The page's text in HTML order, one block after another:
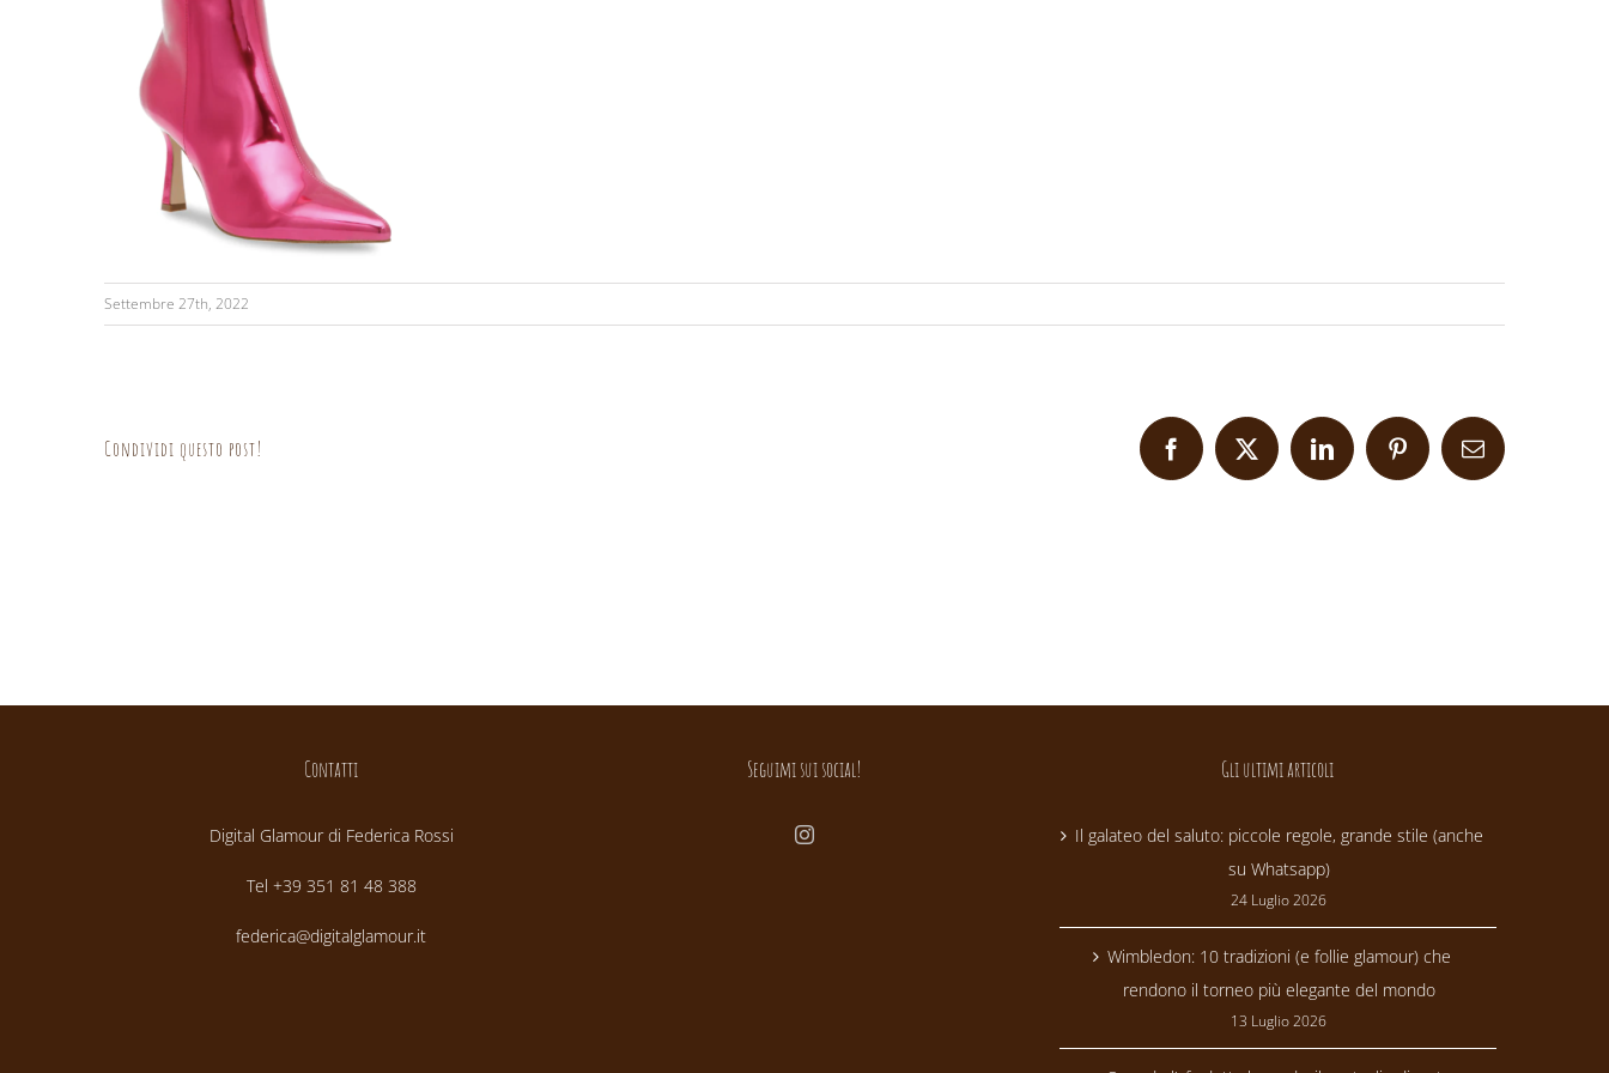
Settembre 27th, 2022
Condividi questo post! Facebook
X LinkedInPinterestEmail
Contatti
Digital Glamour di Federica Rossi
Tel +39 351 81 48 388
federica@digitalglamour.it
Seguimi sui social! Gli ultimi articoli
Il galateo del saluto: piccole regole, grande stile (anche
su Whatsapp)
24 Luglio 2026
Wimbledon: 10 tradizioni (e follie glamour) che
rendono il torneo più elegante del mondo
13 Luglio 2026